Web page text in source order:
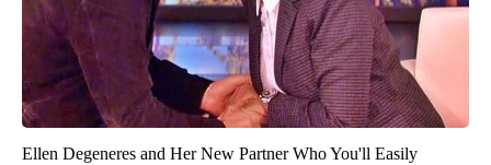
Ellen Degeneres and Her New Partner Who You'll Easily